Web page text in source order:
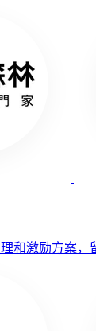
和激励方案，